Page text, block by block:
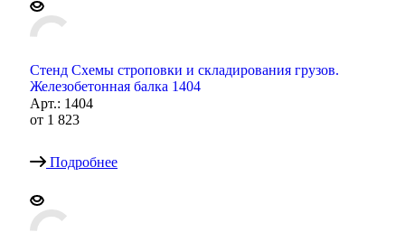
Стенд Схемы строповки и складирования грузов.
Железобетонная балка 1404
Арт.: 1404
от 1 823
Подробнее